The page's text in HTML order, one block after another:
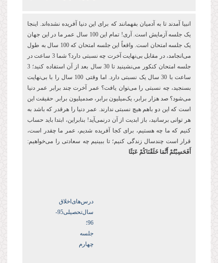
انبیا آمدند تا به آدمیان بفهمانند که برای این دنیا آفریده نشده‌اند. اینجا
یک جلسه آزمایش است. آری! تمام این 100 سال عمر ما در این جهان
یک جلسه امتحان است. واقعاً این جلسه امتحان که 100 سال به طول
می‌انجامد، در مقابل بی‌نهایت آخرت چه نسبتی دارد؟ شما 3 ساعت در
جلسه امتحان کنکور می‌نشینید تا 30 سال بعد از آن استفاده کنید؛ 3
ساعت با 30 سال یک نسبتی دارد. اما وقتی 100 سال را با بی‌نهایت
بسنجید، چه نسبتی را می‌توان یافت؟ عمر آخرت چند برابر عمر دنیا
می‌شود؟ صد هزار برابر، یک‌میلیون برابر، صدمیلیون برابر. حقیقت این
است که این دو باهم هیچ نسبتی ندارند. عمر دنیا را هرقدر که باشد به
هر توانی برسانید، باز ابدیت از آن درنمی‌آید! بنابراین، ابتدا باید حساب
کنیم که ما چه هستیم، برای کجا آفریده شدیم، عمر ما چقدر است،
قرار است چندسال زندگی کنیم؛ تا ببینیم چه سعادتی را می‌خواهیم:
أَفَحَسِبْتُمْ أَنَّمَا خَلَقْنَاكُمْ عَبَثًا
درس‌های‌اخلاق
سال‌تحصیلی‌95-
96؛
جلسه
چهارم